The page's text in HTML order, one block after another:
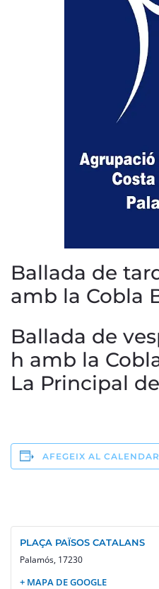
Ballada de
amb la Cobla
Ballada de
h amb la
La Principal
AFEGEIX AL
PLAÇA PAÏSOS CATALANS
Palamós, 17230
+ MAPA DE GOOGLE